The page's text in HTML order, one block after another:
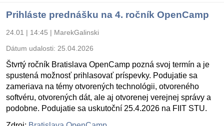
Prihláste prednášku na 4. ročník OpenCamp
24.01 | 14:45 | MarekGalinski
Dátum udalosti: 25.04.2026
Štvrtý ročník Bratislava OpenCamp pozná svoj termín a je
spustená možnosť prihlasovať príspevky. Podujatie sa
zameriava na témy otvorených technológii, otvoreného
softvéru, otvorených dát, ale aj otvorenej verejnej správy a
podobne. Podujatie sa uskutoční 25.4.2026 na FIIT STU.